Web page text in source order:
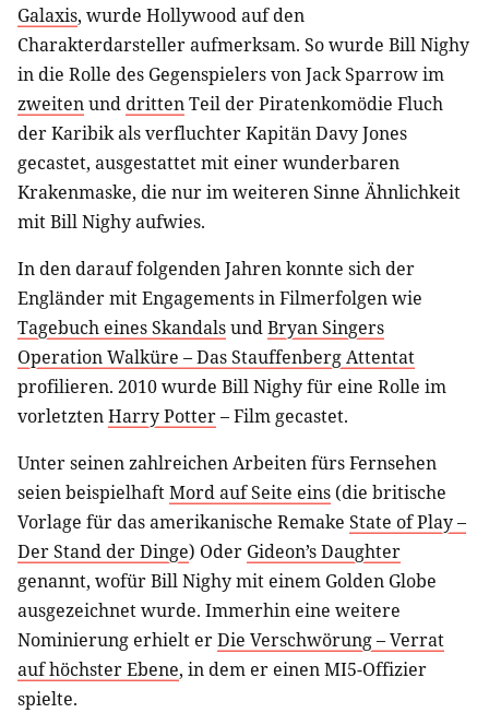
Galaxis, wurde Hollywood auf den
Charakterdarsteller aufmerksam. So wurde Bill Nighy
in die Rolle des Gegenspielers von Jack Sparrow im
zweitenund drittenTeil der Piratenkomödie Fluch
der Karibik als verfluchter Kapitän Davy Jones
gecastet, ausgestattet mit einer wunderbaren
Krakenmaske, die nur im weiteren Sinne Ähnlichkeit
mit Bill Nighy aufwies.
In den darauf folgenden Jahren konnte sich der
Engländer mit Engagements in Filmerfolgen wie
Tagebuch eines SkandalsundBryan Singers
Operation Walküre – Das Stauffenberg Attentat
profilieren. 2010 wurde Bill Nighy für eine Rolle im
vorletztenHarry Potter– Film gecastet.
Unter seinen zahlreichen Arbeiten fürs Fernsehen
seien beispielhaftMord auf Seite eins (die britische
Vorlage für das amerikanische Remake State of Play –
Der Stand der Dinge) Oder Gideon’s Daughter
genannt, wofür Bill Nighy mit einem Golden Globe
ausgezeichnet wurde. Immerhin eine weitere
Nominierung erhielt erDie Verschwörung – Verrat
auf höchster Ebene, in dem er einen MI5-Offizier
spielte.